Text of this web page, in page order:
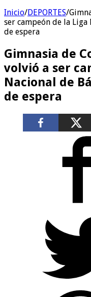
Inicio/DEPORTES/
ser campeón de la
de espera
Gimnasia de
volvió a ser
Nacional de
de espera